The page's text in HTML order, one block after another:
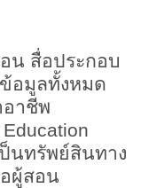
น สื่อประกอบ
ข้อมูลทั้งหมด
าชีพ
นทรัพย์สินทาง
ผู้สอน